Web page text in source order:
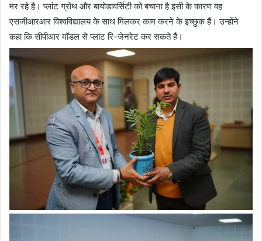
मर रहे है। प्लांट ग्रोथ और बायोडावर्सिटी को बचाना है इसी के कारण वह
एसजीआरआर विश्वविद्यालय के साथ मिलकर काम करने के इच्छुक हैं। उन्होंने
कहा कि सीपीआर मॉडल से प्लांट रि-जेनरेट कर सकते हैं।